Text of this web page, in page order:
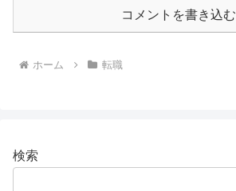
コメントを書き込む
ホーム 転職
検索